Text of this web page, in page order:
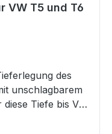
VW T5 und T6
des
Tiefe bis VA